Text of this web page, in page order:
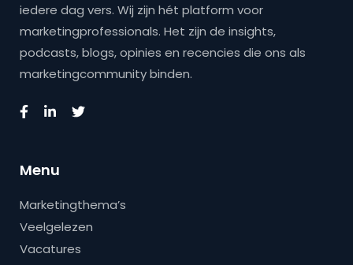
iedere dag vers. Wij zijn hét platform voor
marketingprofessionals. Het zijn de insights,
podcasts, blogs, opinies en recencies die ons als
marketingcommunity binden.
Menu
Marketingthema’s
Veelgelezen
Vacatures